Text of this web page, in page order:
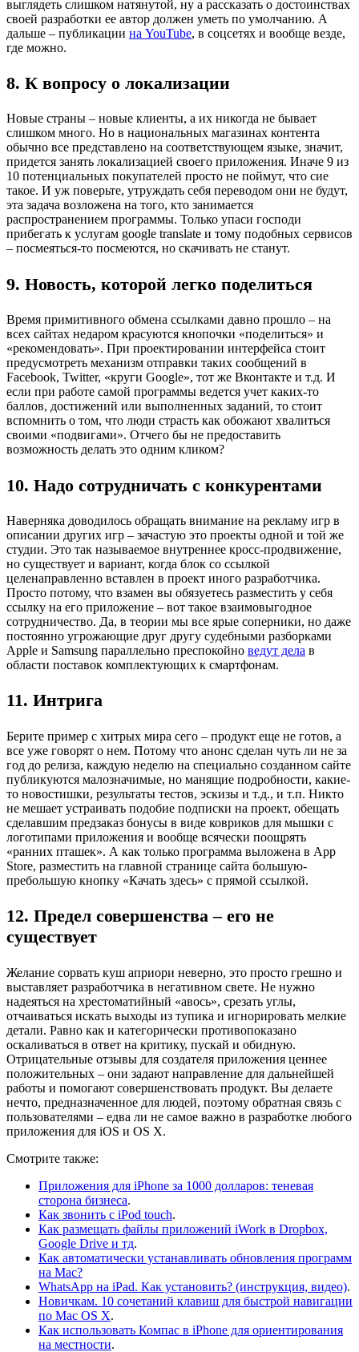
выглядеть слишком натянутой, ну а рассказать о достоинствах
своей разработки ее автор должен уметь по умолчанию. А
дальше – публикации на YouTube, в соцсетях и вообще везде,
где можно.
8. К вопросу о локализации
Новые страны – новые клиенты, а их никогда не бывает
слишком много. Но в национальных магазинах контента
обычно все представлено на соответствующем языке, значит,
придется занять локализацией своего приложения. Иначе 9 из
10 потенциальных покупателей просто не поймут, что сие
такое. И уж поверьте, утруждать себя переводом они не будут,
эта задача возложена на того, кто занимается
распространением программы. Только упаси господи
прибегать к услугам google translate и тому подобных сервисов
– посмеяться-то посмеются, но скачивать не станут.
9. Новость, которой легко поделиться
Время примитивного обмена ссылками давно прошло – на
всех сайтах недаром красуются кнопочки «поделиться» и
«рекомендовать». При проектировании интерфейса стоит
предусмотреть механизм отправки таких сообщений в
Facebook, Twitter, «круги Google», тот же Вконтакте и т.д. И
если при работе самой программы ведется учет каких-то
баллов, достижений или выполненных заданий, то стоит
вспомнить о том, что люди страсть как обожают хвалиться
своими «подвигами». Отчего бы не предоставить
возможность делать это одним кликом?
10. Надо сотрудничать с конкурентами
Наверняка доводилось обращать внимание на рекламу игр в
описании других игр – зачастую это проекты одной и той же
студии. Это так называемое внутреннее кросс-продвижение,
но существует и вариант, когда блок со ссылкой
целенаправленно вставлен в проект иного разработчика.
Просто потому, что взамен вы обязуетесь разместить у себя
ссылку на его приложение – вот такое взаимовыгодное
сотрудничество. Да, в теории мы все ярые соперники, но даже
постоянно угрожающие друг другу судебными разборками
Apple и Samsung параллельно преспокойно ведут дела в
области поставок комплектующих к смартфонам.
11. Интрига
Берите пример с хитрых мира сего – продукт еще не готов, а
все уже говорят о нем. Потому что анонс сделан чуть ли не за
год до релиза, каждую неделю на специально созданном сайте
публикуются малозначимые, но манящие подробности, какие-
то новостишки, результаты тестов, эскизы и т.д., и т.п. Никто
не мешает устраивать подобие подписки на проект, обещать
сделавшим предзаказ бонусы в виде ковриков для мышки с
логотипами приложения и вообще всячески поощрять
«ранних пташек». А как только программа выложена в App
Store, разместить на главной странице сайта большую-
пребольшую кнопку «Качать здесь» с прямой ссылкой.
12. Предел совершенства – его не
существует
Желание сорвать куш априори неверно, это просто грешно и
выставляет разработчика в негативном свете. Не нужно
надеяться на хрестоматийный «авось», срезать углы,
отчаиваться искать выходы из тупика и игнорировать мелкие
детали. Равно как и категорически противопоказано
оскаливаться в ответ на критику, пускай и обидную.
Отрицательные отзывы для создателя приложения ценнее
положительных – они задают направление для дальнейшей
работы и помогают совершенствовать продукт. Вы делаете
нечто, предназначенное для людей, поэтому обратная связь с
пользователями – едва ли не самое важно в разработке любого
приложения для iOS и OS X.
Смотрите также:
Приложения для iPhone за 1000 долларов: теневая
сторона бизнеса.
Как звонить с iPod touch.
Как размещать файлы приложений iWork в Dropbox,
Google Drive и тд.
Как автоматически устанавливать обновления программ
на Mac?
WhatsApp на iPad. Как установить? (инструкция, видео).
Новичкам. 10 сочетаний клавиш для быстрой навигации
по Mac OS X.
Как использовать Компас в iPhone для ориентирования
на местности.